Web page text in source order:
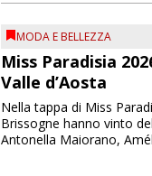
MODA E BELLEZZA
Miss Paradisia
Valle d’Aosta
Nella tappa di Miss
Brissogne hanno vinto
Antonella Maiorano,